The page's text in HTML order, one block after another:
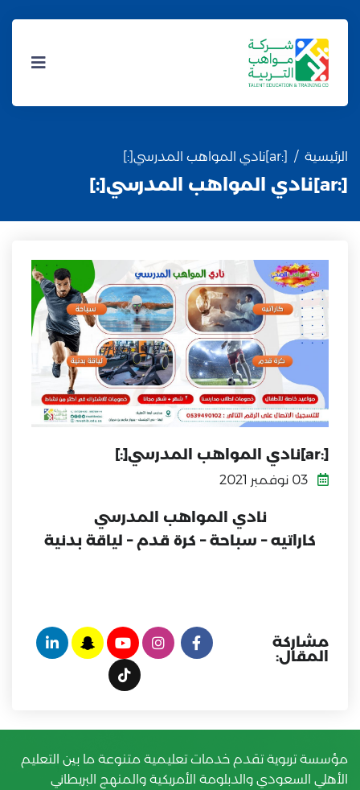
الرئيسية [:ar]نادي المواهب المدرسي[:]
[:ar]نادي المواهب المدرسي[:]
[:ar]نادي المواهب المدرسي[:]
نادي المواهب المدرسي
كاراتيه – سباحة – كرة قدم – لياقة بدنية
مشاركة
المقال:
مؤسسة تربوية تقدم خدمات تعليمية متنوعة ما بين التعليم
الأهلي السعودي والدبلومة الأمريكية والمنهج البريطاني